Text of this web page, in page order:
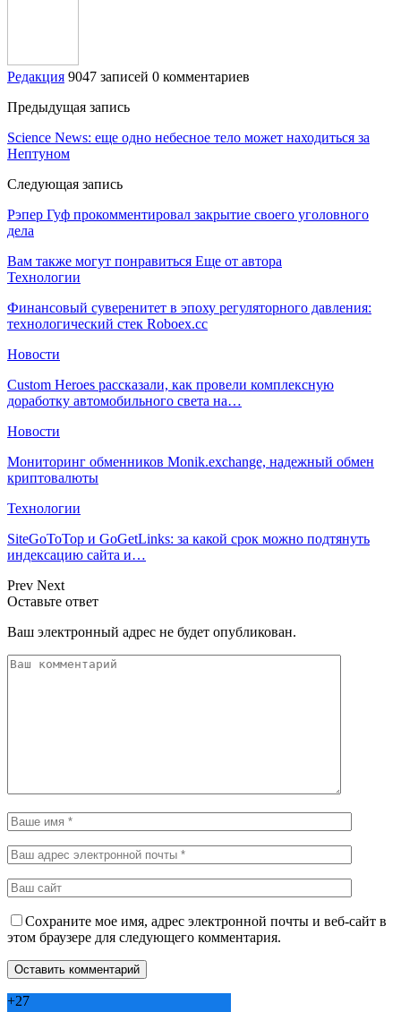
Редакция 9047 записей 0 комментариев
Предыдущая запись
Science News: еще одно небесное тело может находиться за
Нептуном
Следующая запись
Рэпер Гуф прокомментировал закрытие своего уголовного
дела
Вам также могут понравиться Еще от автора
Технологии
Финансовый суверенитет в эпоху регуляторного давления:
технологический стек Roboex.cc
Новости
Custom Heroes рассказали, как провели комплексную
доработку автомобильного света на…
Новости
Мониторинг обменников Monik.exchange, надежный обмен
криптовалюты
Технологии
SiteGoToTop и GoGetLinks: за какой срок можно подтянуть
индексацию сайта и…
Prev Next
Оставьте ответ
Ваш электронный адрес не будет опубликован.
Сохраните мое имя, адрес электронной почты и веб-сайт в
этом браузере для следующего комментария.
+27